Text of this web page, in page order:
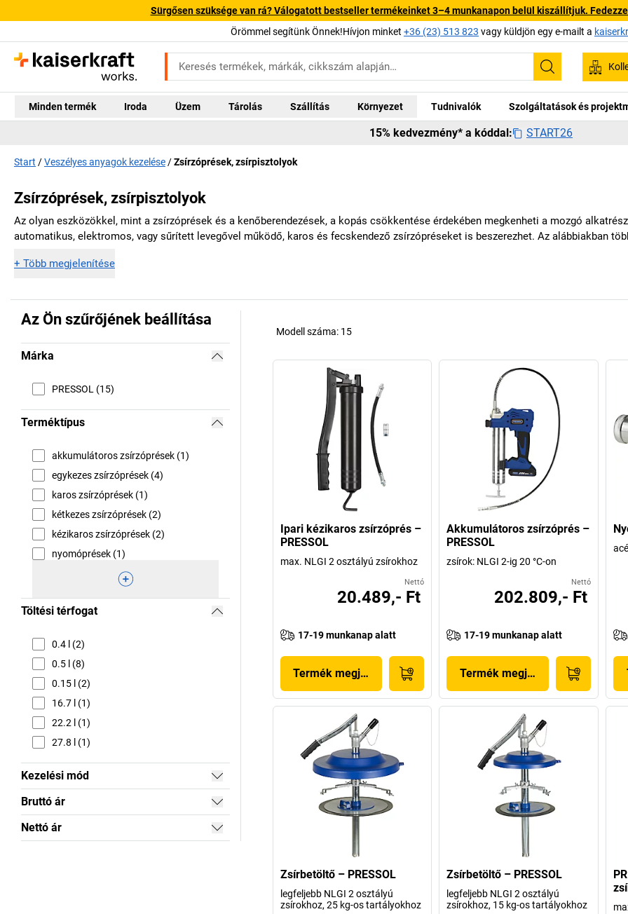
Sürgősen szüksége van rá? Válogatott bestseller termékeinket 3–4 munkanapon belül kiszállítjuk.
Örömmel segítünk Önnek!Hívjon minket +36 (23) 513 823 vagy küldjön egy e-mailt a
Keresés
Minden termék Iroda Üzem Tárolás Szállítás Környezet Tudnivalók Szolgáltatások és
15% kedvezmény* a kóddal: START26
Start Veszélyes anyagok kezelése Zsírzóprések, zsírpisztolyok
Zsírzóprések, zsírpisztolyok
Az olyan eszközökkel, mint a zsírzóprések és a kenőberendezések, a kopás csökkentése érdekében megkenheti a mozgó
automatikus, elektromos, vagy sűrített levegővel működő, karos és fecskendező zsírzópréseket is beszerezhet. Az alábbiakban
+ Több megjelenítése
Az Ön szűrőjének beállítása
Márka
PRESSOL (15)
Terméktípus
akkumulátoros zsírzóprések (1)
egykezes zsírzóprések (4)
karos zsírzóprések (1)
kétkezes zsírzóprések (2)
kézikaros zsírzóprések (2)
nyomóprések (1)
Töltési térfogat
0.4 l (2)
0.5 l (8)
0.15 l (2)
16.7 l (1)
22.2 l (1)
27.8 l (1)
Kezelési mód
Bruttó ár
Nettó ár
Modell száma: 15
Ipari kézikaros zsírzóprés –
PRESSOL
max. NLGI 2 osztályú zsírokhoz
Nettó
20.489,- Ft
17-19 munkanap alatt
Termék megjelenítése
Akkumulátoros zsírzóprés –
PRESSOL
zsírok: NLGI 2-ig 20 °C-on
Nettó
202.809,- Ft
17-19 munkanap alatt
Termék megjelenítése
Zsírbetöltő – PRESSOL
legfeljebb NLGI 2 osztályú
zsírokhoz, 25 kg-os tartályokhoz
Zsírbetöltő – PRESSOL
legfeljebb NLGI 2 osztályú
zsírokhoz, 15 kg-os tartályokhoz